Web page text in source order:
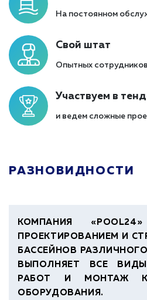
На постоянном
Свой штат
Опытных сотрудников
Участвуем в
и ведем сложные
РАЗНОВИДНОСТИ
КОМПАНИЯ
ПРОЕКТИРОВАНИЕМ И
БАССЕЙНОВ
ВЫПОЛНЯЕТ ВСЕ
РАБОТ И МОНТАЖ
ОБОРУДОВАНИЯ.